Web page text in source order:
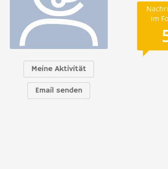
Meine Aktivität
Email senden
im